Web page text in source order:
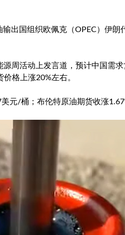
出国组织欧佩克（OPEC）伊朗
周活动上发言道，预计中国需
格上涨20%左右。
元/桶； 布伦特原油期货收涨